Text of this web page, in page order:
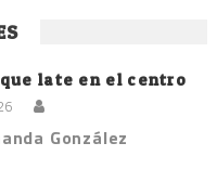
late en el centro
González